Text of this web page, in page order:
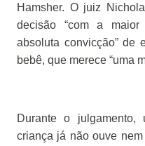
Hamsher. O juiz
decisão “com a maior
absoluta convicção” de
bebê, que merece “uma
Durante o
criança já não ouve